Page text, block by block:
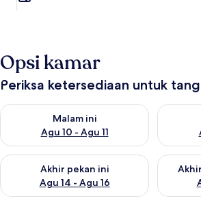
Opsi kamar
Periksa ketersediaan untuk
Malam ini
Agu 10 - Agu 11
Periksa ketersediaan untuk malam ini Agu
Periksa
Akhir pekan ini
Agu 14 - Agu 16
Periksa ketersediaan untuk akhir pekan
Periksa